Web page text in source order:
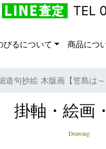
TEL
びるについて 商品につ
道句抄絵 木版画【笠島は
掛軸・絵画
Drawing